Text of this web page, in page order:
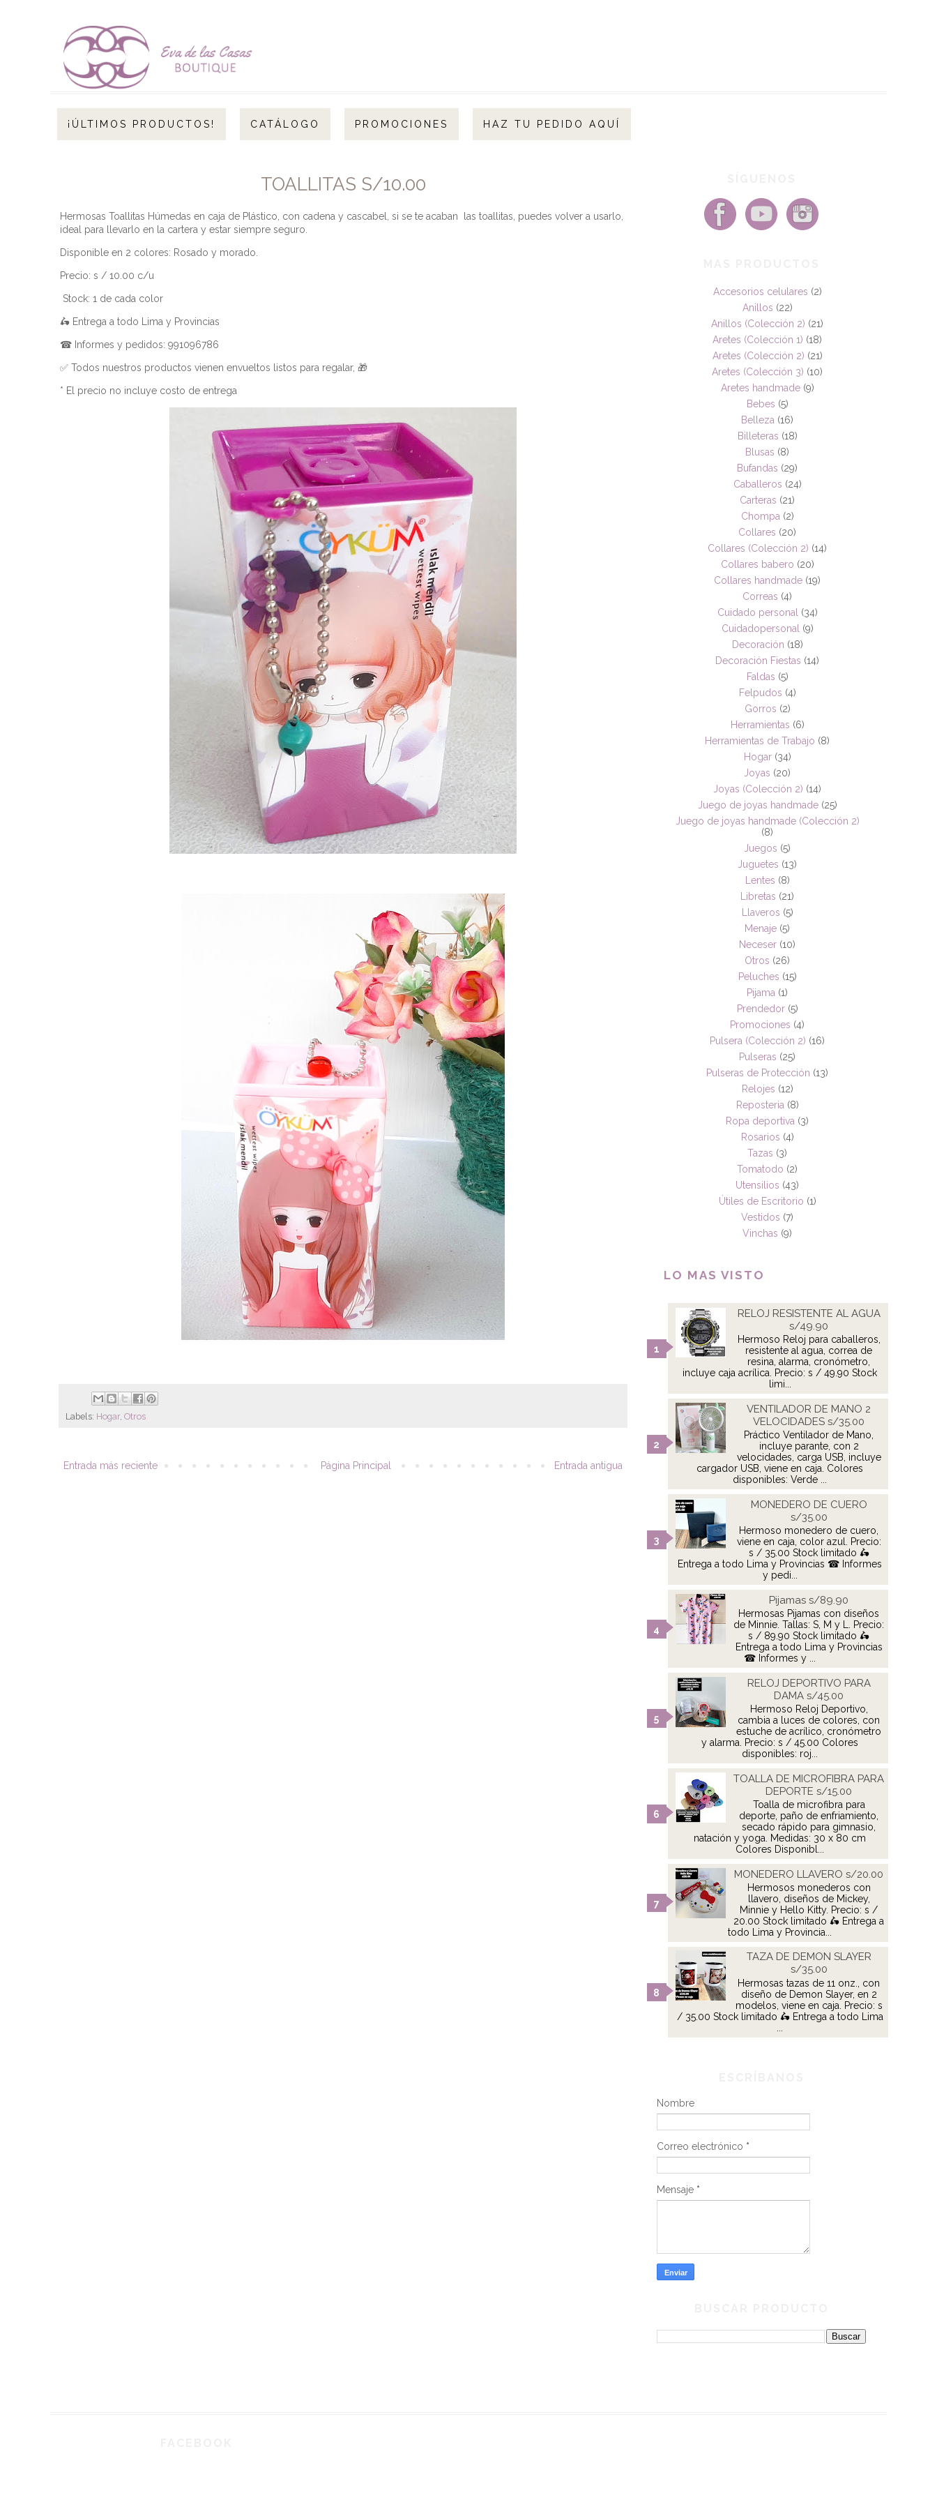
¡ÚLTIMOS PRODUCTOS! CATÁLOGO PROMOCIONES HAZ TU PEDIDO AQUÍ
TOALLITAS S/10.00
Hermosas Toallitas Húmedas en caja de Plástico, con cadena y cascabel, si se te acaban las toallitas, puedes volver a usarlo,
ideal para llevarlo en la cartera y estar siempre seguro.
Disponible en 2 colores: Rosado y morado.
Precio: s / 10.00 c/u
Stock: 1 de cada color
🛵 Entrega a todo Lima y Provincias
☎ Informes y pedidos: 991096786
✅ Todos nuestros productos vienen envueltos listos para regalar, 🎁
* El precio no incluye costo de entrega
Labels: Hogar, Otros
Entrada más reciente Entrada antigua
Página Principal
Accesorios celulares (2)
Anillos (22)
Anillos (Colección 2) (21)
Aretes (Colección 1) (18)
Aretes (Colección 2) (21)
Aretes (Colección 3) (10)
Aretes handmade (9)
Bebes (5)
Belleza (16)
Billeteras (18)
Blusas (8)
Bufandas (29)
Caballeros (24)
Carteras (21)
Chompa (2)
Collares (20)
Collares (Colección 2) (14)
Collares babero (20)
Collares handmade (19)
Correas (4)
Cuidado personal (34)
Cuidadopersonal (9)
Decoración (18)
Decoración Fiestas (14)
Faldas (5)
Felpudos (4)
Gorros (2)
Herramientas (6)
Herramientas de Trabajo (8)
Hogar (34)
Joyas (20)
Joyas (Colección 2) (14)
Juego de joyas handmade (25)
Juego de joyas handmade (Colección 2)
(8)
Juegos (5)
Juguetes (13)
Lentes (8)
Libretas (21)
Llaveros (5)
Menaje (5)
Neceser (10)
Otros (26)
Peluches (15)
Pijama (1)
Prendedor (5)
Promociones (4)
Pulsera (Colección 2) (16)
Pulseras (25)
Pulseras de Protección (13)
Relojes (12)
Reposteria (8)
Ropa deportiva (3)
Rosarios (4)
Tazas (3)
Tomatodo (2)
Utensilios (43)
Útiles de Escritorio (1)
Vestidos (7)
Vinchas (9)
LO MAS VISTO
RELOJ RESISTENTE AL AGUA
s/49.90
Hermoso Reloj para caballeros,
resistente al agua, correa de
resina, alarma, cronómetro,
incluye caja acrílica. Precio: s / 49.90 Stock
limi...
VENTILADOR DE MANO 2
VELOCIDADES s/35.00
Práctico Ventilador de Mano,
incluye parante, con 2
velocidades, carga USB, incluye
cargador USB, viene en caja. Colores
disponibles: Verde ...
MONEDERO DE CUERO
s/35.00
Hermoso monedero de cuero,
viene en caja, color azul. Precio:
s / 35.00 Stock limitado 🛵
Entrega a todo Lima y Provincias ☎ Informes
y pedi...
Pijamas s/89.90
Hermosas Pijamas con diseños
de Minnie. Tallas: S, M y L. Precio:
s / 89.90 Stock limitado 🛵
Entrega a todo Lima y Provincias
☎ Informes y ...
RELOJ DEPORTIVO PARA
DAMA s/45.00
Hermoso Reloj Deportivo,
cambia a luces de colores, con
estuche de acrílico, cronómetro
y alarma. Precio: s / 45.00 Colores
disponibles: roj...
TOALLA DE MICROFIBRA PARA
DEPORTE s/15.00
Toalla de microfibra para
deporte, paño de enfriamiento,
secado rápido para gimnasio,
natación y yoga. Medidas: 30 x 80 cm
Colores Disponibl...
MONEDERO LLAVERO s/20.00
Hermosos monederos con
llavero, diseños de Mickey,
Minnie y Hello Kitty. Precio: s /
20.00 Stock limitado 🛵 Entrega a
todo Lima y Provincia...
TAZA DE DEMON SLAYER
s/35.00
Hermosas tazas de 11 onz., con
diseño de Demon Slayer, en 2
modelos, viene en caja. Precio: s
/ 35.00 Stock limitado 🛵 Entrega a todo Lima
...
Nombre
Correo electrónico *
Mensaje *